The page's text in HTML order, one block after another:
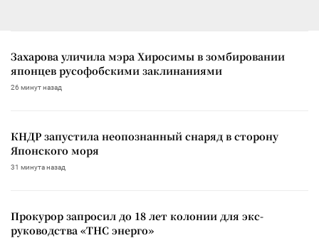
Захарова уличила мэра Хиросимы в зомбировании
японцев русофобскими заклинаниями
26 минут назад
КНДР запустила неопознанный снаряд в сторону
Японского моря
31 минута назад
Прокурор запросил до 18 лет колонии для экс-
руководства «ТНС энерго»